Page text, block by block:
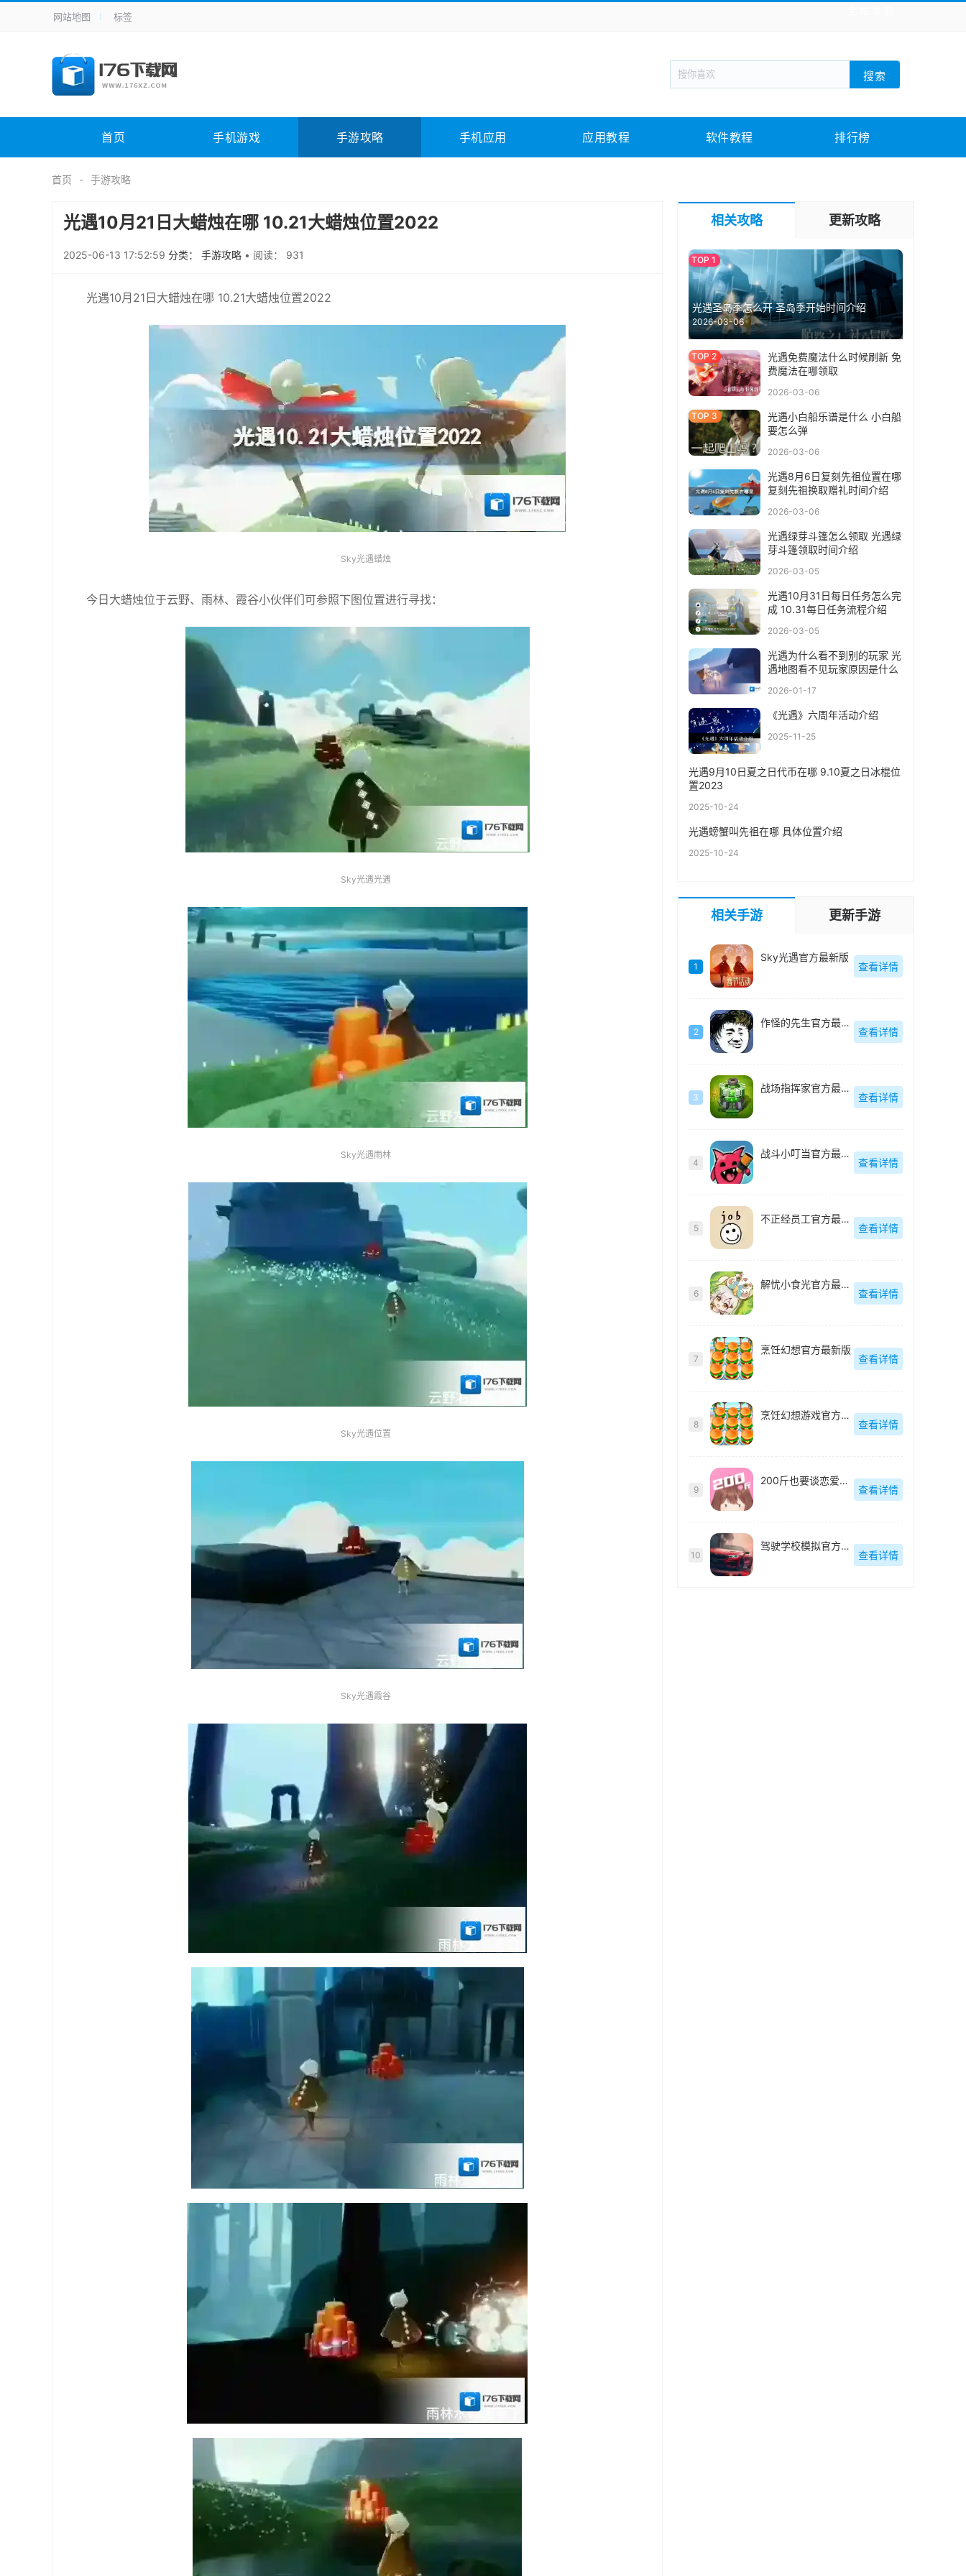
手机应用 新闻阅读 旅游出行 生活实用
手机游戏 体育竞技 战棋游戏 枪战射击 模拟经营
电脑软件 其它类别 图形软件 安全相关 应用软件 影音软件 插件下载 教育教学 游戏娱乐 系统软件 素材下载
未分类 综合其它
网站地图 标签
搜索
首页 手机游戏 手游攻略 手机应用 应用教程 软件教程 排行榜
首页 手游攻略
光遇10月21日大蜡烛在哪 10.21大蜡烛位置2022
2025-06-13 17:52:59 分类： 手游攻略 • 阅读： 931
光遇10月21日大蜡烛在哪 10.21大蜡烛位置2022
Sky光遇蜡烛
今日大蜡烛位于云野、雨林、霞谷小伙伴们可参照下图位置进行寻找：
Sky光遇光遇
Sky光遇雨林
Sky光遇位置
Sky光遇霞谷
相关攻略 更新攻略
光遇圣岛季怎么开 圣岛季开始时间介绍
2026-03-06
光遇免费魔法什么时候刷新 免
费魔法在哪领取
2026-03-06
光遇小白船乐谱是什么 小白船
要怎么弹
2026-03-06
光遇8月6日复刻先祖位置在哪
复刻先祖换取赠礼时间介绍
2026-03-06
光遇绿芽斗篷怎么领取 光遇绿
芽斗篷领取时间介绍
2026-03-05
光遇10月31日每日任务怎么完
成 10.31每日任务流程介绍
2026-03-05
光遇为什么看不到别的玩家 光
遇地图看不见玩家原因是什么
2026-01-17
《光遇》六周年活动介绍
2025-11-25
光遇9月10日夏之日代币在哪 9.10夏之日冰棍位
置2023
2025-10-24
光遇螃蟹叫先祖在哪 具体位置介绍
2025-10-24
相关手游 更新手游
1
Sky光遇官方最新版
查看详情
2
作怪的先生官方最新版
查看详情
3
战场指挥家官方最新版
查看详情
4
战斗小叮当官方最新版
查看详情
5
不正经员工官方最新版
查看详情
6
解忧小食光官方最新版
查看详情
7
烹饪幻想官方最新版
查看详情
8
烹饪幻想游戏官方最新版
查看详情
9
200斤也要谈恋爱免广告官方最新版
查看详情
10
驾驶学校模拟官方最新版
查看详情